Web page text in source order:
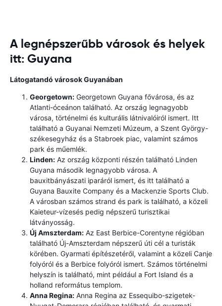
A legnépszerűbb városok és helyek
itt: Guyana
Látogatandó városok Guyanában
Georgetown: Georgetown Guyana fővárosa, és az
Atlanti-óceánon található. Az ország legnagyobb
városa, történelmi és kulturális látnivalóiról ismert. Itt
található a Guyanai Nemzeti Múzeum, a Szent György-
székesegyház és a Stabroek piac, valamint számos
park és műemlék.
Linden: Az ország központi részén található Linden
Guyana második legnagyobb városa. A
bauxitbányászati ​​iparáról ismert, és itt található a
Guyana Bauxite Company és a Mackenzie Sports Club.
A városban számos strand és park is található, a közeli
Kaieteur-vízesés pedig népszerű turisztikai
látványosság.
Új Amszterdam: Az East Berbice-Corentyne régióban
található Új-Amszterdam népszerű úti cél a turisták
körében. Gyarmati építészetéről, valamint a közeli Canje
folyóról és a Berbice folyóról ismert. Számos történelmi
helyszín is található, mint például a Fort Island és a
holland református templom.
Anna Regina: Anna Regina az Essequibo-szigetek-